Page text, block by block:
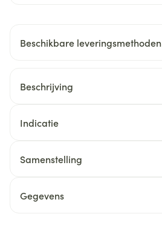
Beschikbare leveringsmethoden
Beschrijving
Indicatie
Samenstelling
Gegevens